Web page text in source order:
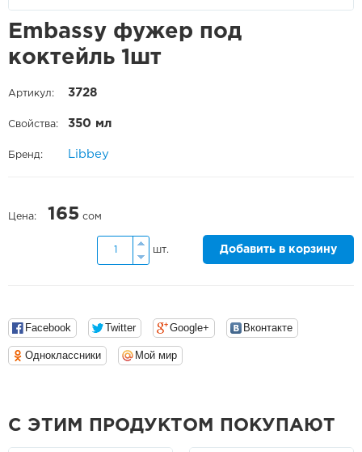
Embassy фужер под
коктейль 1шт
Артикул: 3728
Свойства: 350 мл
Бренд: Libbey
Цена: 165 сом
шт. Добавить в корзину
Facebook Twitter Google+ Вконтакте
Одноклассники Мой мир
С ЭТИМ ПРОДУКТОМ ПОКУПАЮТ